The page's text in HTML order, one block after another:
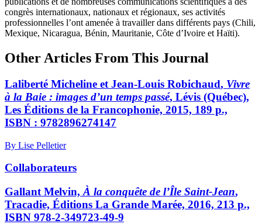
congrès internationaux, nationaux et régionaux, ses activités
professionnelles l’ont amenée à travailler dans différents pays (Chili,
Mexique, Nicaragua, Bénin, Mauritanie, Côte d’Ivoire et Haïti).
Other Articles From This Journal
Laliberté Micheline et Jean-Louis Robichaud, Vivre
à la Baie : images d’un temps passé, Lévis (Québec),
Les Éditions de la Francophonie, 2015, 189 p.,
ISBN : 9782896274147
By Lise Pelletier
Collaborateurs
Gallant Melvin, À la conquête de l’Île Saint-Jean,
Tracadie, Éditions La Grande Marée, 2016, 213 p.,
ISBN 978-2-349723-49-9